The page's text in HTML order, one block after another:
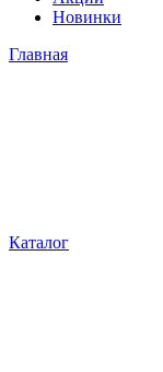
Новинки
Главная
Каталог